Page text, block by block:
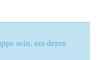
sein, um deren